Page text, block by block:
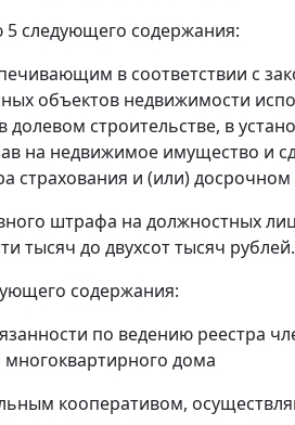
5 следующего содержания:
в соответствии с
объектов недвижимости
строительстве, в
на недвижимое имущество и
страхования и (или)
штрафа на должностных
тысяч до двухсот тысяч
содержания:
по ведению реестра
дома
кооперативом,